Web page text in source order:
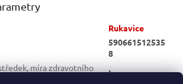
Rukavice
590661512535
8
míra zdravotního
I